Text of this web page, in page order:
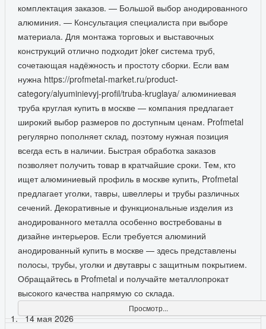
комплектация заказов. — Большой выбор анодированного
алюминия. — Консультация специалиста при выборе
материала. Для монтажа торговых и выставочных
конструкций отлично подходит joker система труб,
сочетающая надёжность и простоту сборки. Если вам
нужна https://profmetal-market.ru/product-
category/alyuminievyj-profil/truba-kruglaya/ алюминиевая
труба круглая купить в москве — компания предлагает
широкий выбор размеров по доступным ценам. Profmetal
регулярно пополняет склад, поэтому нужная позиция
всегда есть в наличии. Быстрая обработка заказов
позволяет получить товар в кратчайшие сроки. Тем, кто
ищет алюминиевый профиль в москве купить, Profmetal
предлагает уголки, тавры, швеллеры и трубы различных
сечений. Декоративные и функциональные изделия из
анодированного металла особенно востребованы в
дизайне интерьеров. Если требуется алюминий
анодированный купить в москве — здесь представлены
полосы, трубы, уголки и двутавры с защитным покрытием.
Обращайтесь в Profmetal и получайте металлопрокат
высокого качества напрямую со склада.
Просмотр...
14 мая 2026